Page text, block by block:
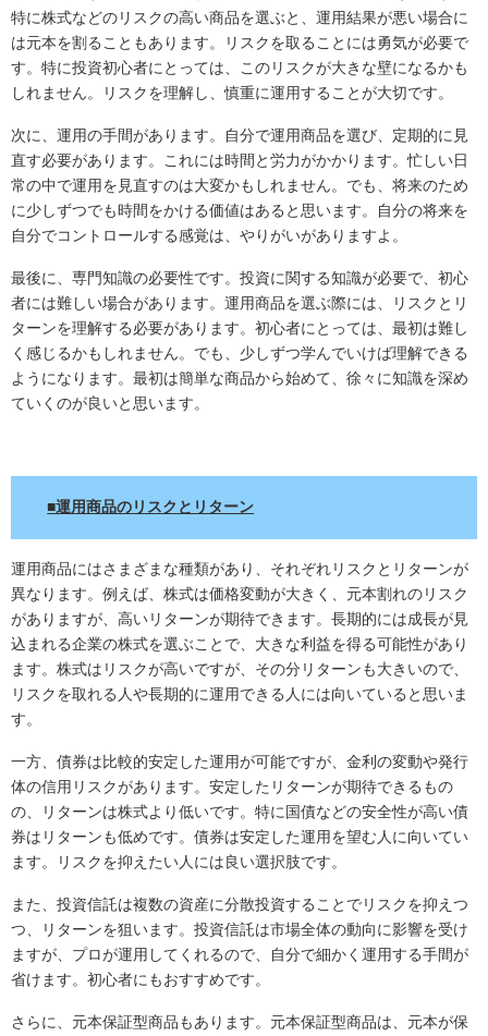
特に株式などのリスクの高い商品を選ぶと、運用結果が悪い場合に
は元本を割ることもあります。リスクを取ることには勇気が必要で
す。特に投資初心者にとっては、このリスクが大きな壁になるかも
しれません。リスクを理解し、慎重に運用することが大切です。
次に、運用の手間があります。自分で運用商品を選び、定期的に見
直す必要があります。これには時間と労力がかかります。忙しい日
常の中で運用を見直すのは大変かもしれません。でも、将来のため
に少しずつでも時間をかける価値はあると思います。自分の将来を
自分でコントロールする感覚は、やりがいがありますよ。
最後に、専門知識の必要性です。投資に関する知識が必要で、初心
者には難しい場合があります。運用商品を選ぶ際には、リスクとリ
ターンを理解する必要があります。初心者にとっては、最初は難し
く感じるかもしれません。でも、少しずつ学んでいけば理解できる
ようになります。最初は簡単な商品から始めて、徐々に知識を深め
ていくのが良いと思います。
■運用商品のリスクとリターン
運用商品にはさまざまな種類があり、それぞれリスクとリターンが
異なります。例えば、株式は価格変動が大きく、元本割れのリスク
がありますが、高いリターンが期待できます。長期的には成長が見
込まれる企業の株式を選ぶことで、大きな利益を得る可能性があり
ます。株式はリスクが高いですが、その分リターンも大きいので、
リスクを取れる人や長期的に運用できる人には向いていると思いま
す。
一方、債券は比較的安定した運用が可能ですが、金利の変動や発行
体の信用リスクがあります。安定したリターンが期待できるもの
の、リターンは株式より低いです。特に国債などの安全性が高い債
券はリターンも低めです。債券は安定した運用を望む人に向いてい
ます。リスクを抑えたい人には良い選択肢です。
また、投資信託は複数の資産に分散投資することでリスクを抑えつ
つ、リターンを狙います。投資信託は市場全体の動向に影響を受け
ますが、プロが運用してくれるので、自分で細かく運用する手間が
省けます。初心者にもおすすめです。
さらに、元本保証型商品もあります。元本保証型商品は、元本が保